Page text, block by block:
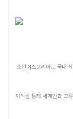
조인어스코리아는 국내
지식을 통해 세계인과 교